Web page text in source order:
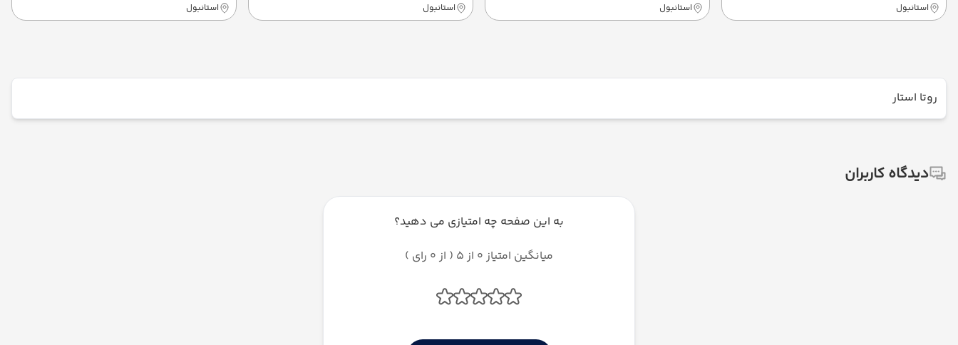
استانبول استانبول استانبول استانبول
روتا استار
دیدگاه کاربران
به این صفحه چه امتیازی می دهید؟
میانگین امتیاز 0 از 5 ( از 0 رای )